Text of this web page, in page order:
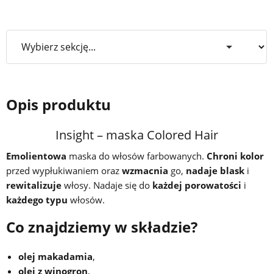
Opis produktu
Insight – maska Colored Hair
Emolientowa maska do włosów farbowanych. Chroni kolor
przed wypłukiwaniem oraz wzmacnia go, nadaje blask i
rewitalizuje włosy. Nadaje się do każdej porowatości i
każdego typu włosów.
Co znajdziemy w składzie?
olej makadamia,
olej z winogron,